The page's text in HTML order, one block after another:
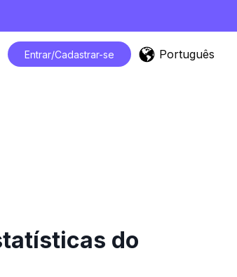
Entrar/Cadastrar-se Português
do